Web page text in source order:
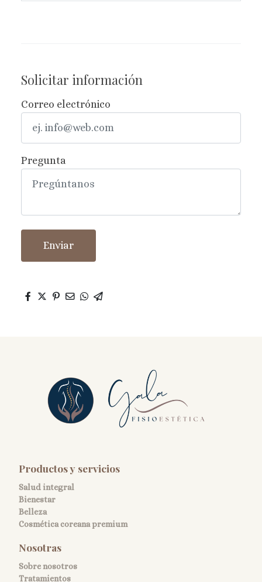
Solicitar información
Correo electrónico
Pregunta
Enviar
Productos y servicios
Salud integral
Bienestar
Belleza
Cosmética coreana premium
Nosotras
Sobre nosotros
Tratamientos